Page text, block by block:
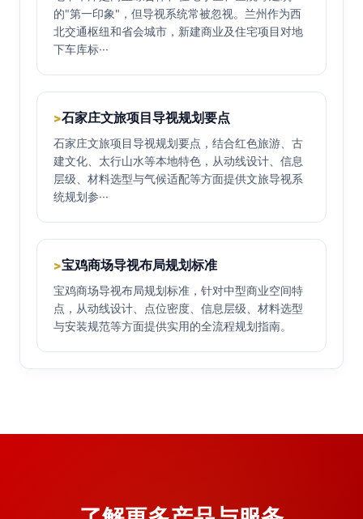
的"第一印象"，但导视系统常被忽视。兰州作为西
北交通枢纽和省会城市，新建商业及住宅项目对地
下车库标···
>石家庄文旅项目导视规划要点
石家庄文旅项目导视规划要点，结合红色旅游、古
建文化、太行山水等本地特色，从动线设计、信息
层级、材料选型与气候适配等方面提供文旅导视系
统规划参···
>宝鸡商场导视布局规划标准
宝鸡商场导视布局规划标准，针对中型商业空间特
点，从动线设计、点位密度、信息层级、材料选型
与安装规范等方面提供实用的全流程规划指南。